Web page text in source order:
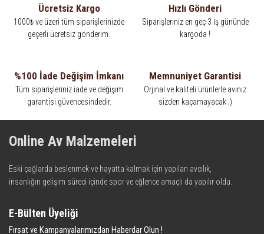
Ücretsiz Kargo
1000₺ ve üzeri tüm siparişlerinizde
geçerli ücretsiz gönderim.
Hızlı Gönderi
Siparişleriniz en geç 3 İş gününde
kargoda !
%100 İade Değişim İmkanı
Tüm siparişleriniz iade ve değişim
garantisi güvencesindedir.
Memnuniyet Garantisi
Orjinal ve kaliteli ürünlerle avınız
sizden kaçamayacak ;)
Online Av Malzemeleri
Eski çağlarda beslenmek ve hayatta kalmak için yapılan avcılık,
insanlığın gelişim süreci içinde spor ve eğlence amaçlı da yapılır oldu.
teknolojinin dokunuşuyla av malzemelerinde en iyisini meydana
getiriyor. Online Av Malzemeleri, avlanmayı daha keyifli hale getiren bu
E-Bülten Üyeliği
Fırsat ve Kampanyalarımızdan Haberdar Olun !